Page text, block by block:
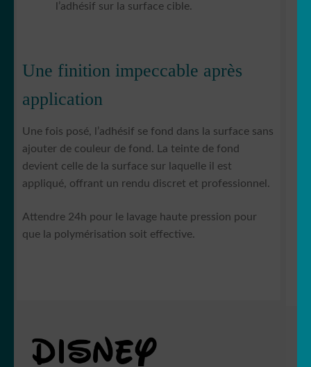
l’adhésif sur la surface cible.
Une finition impeccable après
application
Une fois posé, l’adhésif se fond dans la surface sans
ajouter de couleur de fond. La teinte de fond
devient celle de la surface sur laquelle il est
appliqué, offrant un rendu discret et professionnel.
Attendre 24h pour le lavage haute pression pour
que la polymérisation soit effective.